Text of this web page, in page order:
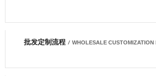
网商会会员
批发定制流程 / WHOLESALE CUSTOMIZATION